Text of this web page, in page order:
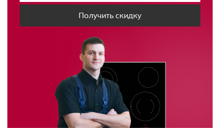
Получить скидку